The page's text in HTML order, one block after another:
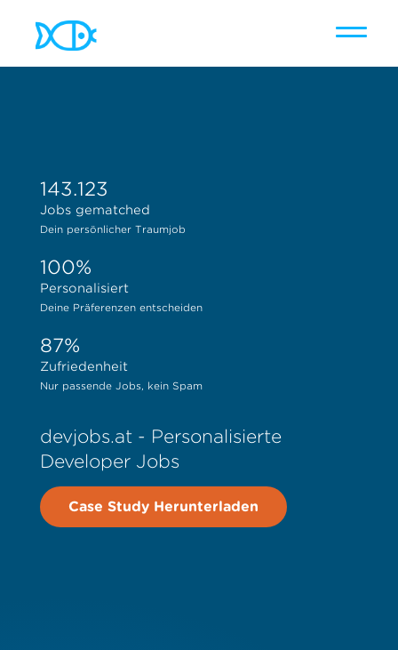
Toggle
143.123
Jobs gematched
Dein persönlicher Traumjob
100%
Personalisiert
Deine Präferenzen entscheiden
87%
Zufriedenheit
Nur passende Jobs, kein Spam
devjobs.at - Personalisierte
Developer Jobs
Case Study Herunterladen